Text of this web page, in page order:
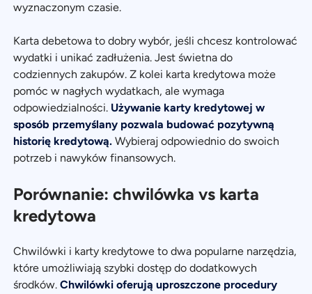
wyznaczonym czasie.
Karta debetowa to dobry wybór, jeśli chcesz kontrolować
wydatki i unikać zadłużenia. Jest świetna do
codziennych zakupów. Z kolei karta kredytowa może
pomóc w nagłych wydatkach, ale wymaga
odpowiedzialności. Używanie karty kredytowej w
sposób przemyślany pozwala budować pozytywną
historię kredytową. Wybieraj odpowiednio do swoich
potrzeb i nawyków finansowych.
Porównanie: chwilówka vs karta
kredytowa
Chwilówki i karty kredytowe to dwa popularne narzędzia,
które umożliwiają szybki dostęp do dodatkowych
środków.Chwilówki oferują uproszczone procedury